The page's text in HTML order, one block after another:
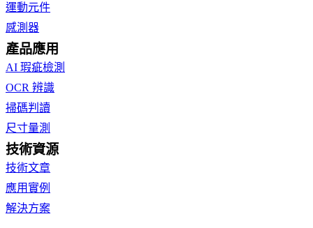
運動元件
感測器
產品應用
AI 瑕疵檢測
OCR 辨識
掃碼判讀
尺寸量測
技術資源
技術文章
應用實例
解決方案